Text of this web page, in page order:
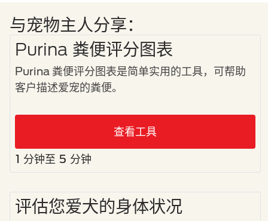
与宠物主人分享：
Purina 粪便评分图表
Purina 粪便评分图表是简单实用的工具，可帮助
客户描述爱宠的粪便。
查看工具
1 分钟至 5 分钟
评估您爱犬的身体状况